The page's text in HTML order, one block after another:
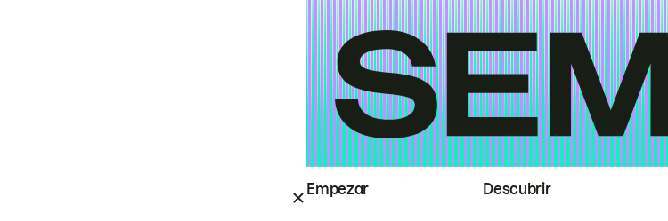
Empezar Descubrir